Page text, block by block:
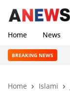
Home News
BREAKING NEWS
Home Islami